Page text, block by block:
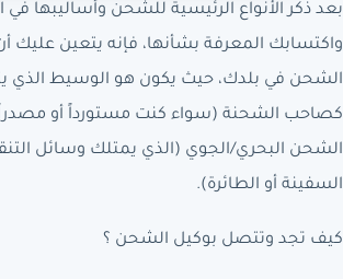
بعد ذكر الأنواع الرئيسية للشحن وأساليبها في
واكتسابك المعرفة بشأنها، فإنه يتعين عليك
الشحن في بلدك، حيث يكون هو الوسيط الذي
كصاحب الشحنة (سواء كنت مستورداً أو
الشحن البحري/الجوي (الذي يمتلك وسائل
السفينة أو الطائرة).
كيف تجد وتتصل بوكيل الشحن ؟